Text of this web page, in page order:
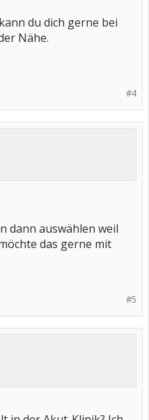
du dich gerne bei
Nähe.
#4
dann auswählen weil
das gerne mit
#5